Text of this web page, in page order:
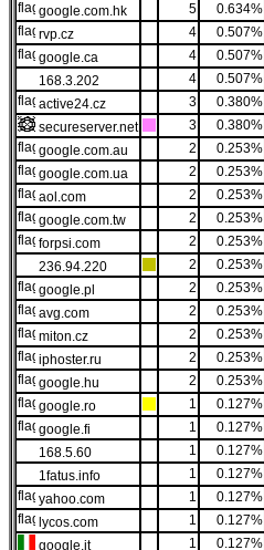
google.com.hk
5
0.634%
rvp.cz
4
0.507%
google.ca
4
0.507%
168.3.202
4
0.507%
active24.cz
3
0.380%
secureserver.net
3
0.380%
google.com.au
2
0.253%
google.com.ua
2
0.253%
aol.com
2
0.253%
google.com.tw
2
0.253%
forpsi.com
2
0.253%
236.94.220
2
0.253%
google.pl
2
0.253%
avg.com
2
0.253%
miton.cz
2
0.253%
iphoster.ru
2
0.253%
google.hu
2
0.253%
google.ro
1
0.127%
google.fi
1
0.127%
168.5.60
1
0.127%
1fatus.info
1
0.127%
yahoo.com
1
0.127%
lycos.com
1
0.127%
google.it
1
0.127%